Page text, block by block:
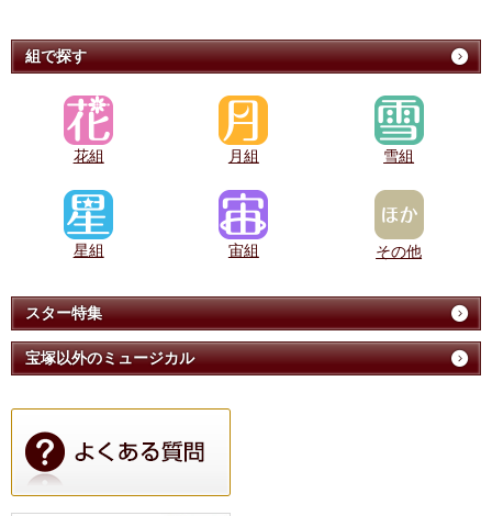
組で探す
花組 月組 雪組
星組 宙組 その他
スター特集
宝塚以外のミュージカル